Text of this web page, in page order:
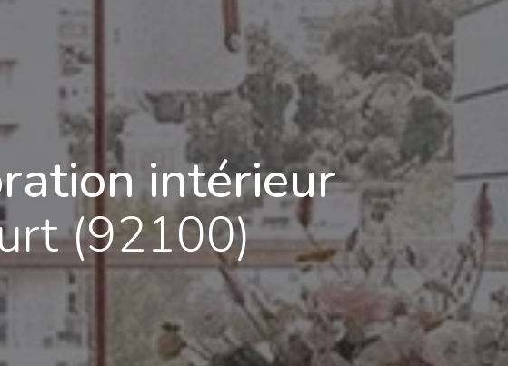
intérieur
(92100)